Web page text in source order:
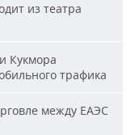
из театра
Кукмора
трафика
между ЕАЭС